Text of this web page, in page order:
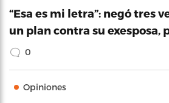
“Esa es mi letra”: negó tres
un plan contra su exesposa,
0
Opiniones